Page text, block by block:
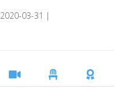
2020-03-31 |